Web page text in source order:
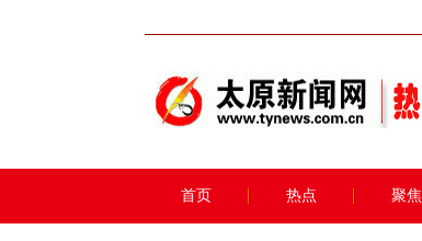
首页 热点 聚焦